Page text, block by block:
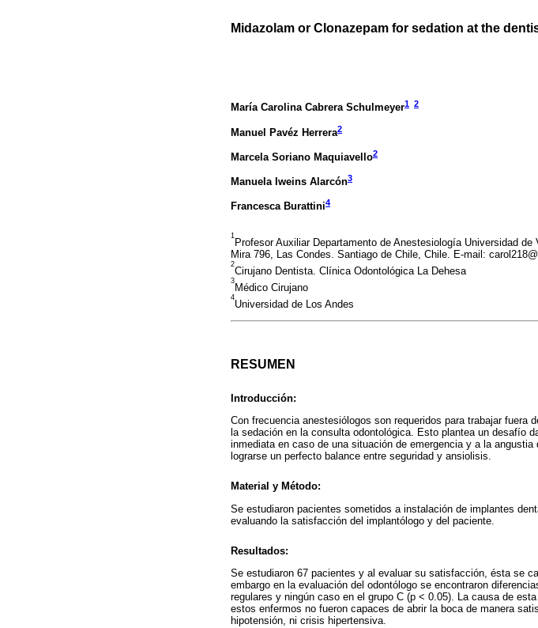
Midazolam or Clonazepam for sedation at the
María Carolina Cabrera Schulmeyer1 2
Manuel Pavéz Herrera2
Marcela Soriano Maquiavello2
Manuela Iweins Alarcón3
Francesca Burattini4
1
Profesor Auxiliar Departamento de Anestesiología Universidad
Mira 796, Las Condes. Santiago de Chile, Chile. E-mail:
2
Cirujano Dentista. Clínica Odontológica La Dehesa
3
Médico Cirujano
4
Universidad de Los Andes
RESUMEN
Introducción:
Con frecuencia anestesiólogos son requeridos para trabajar fuera
la sedación en la consulta odontológica. Esto plantea un desafío
inmediata en caso de una situación de emergencia y a la
lograrse un perfecto balance entre seguridad y ansiolisis.
Material y Método:
Se estudiaron pacientes sometidos a instalación de implantes
evaluando la satisfacción del implantólogo y del paciente.
Resultados:
Se estudiaron 67 pacientes y al evaluar su satisfacción, ésta se
embargo en la evaluación del odontólogo se encontraron
regulares y ningún caso en el grupo C (p < 0.05). La causa de
estos enfermos no fueron capaces de abrir la boca de manera
hipotensión, ni crisis hipertensiva.